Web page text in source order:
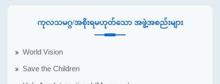
ကုလသမဂ္ဂ/အစိုးရမဟုတ်သော အဖွဲ့အစည်းများ
World Vision
Save the Children